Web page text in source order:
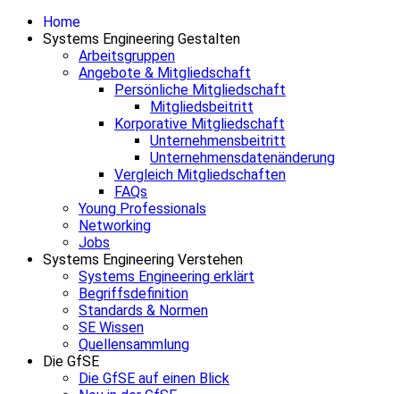
Home
Systems Engineering Gestalten
Arbeitsgruppen
Angebote & Mitgliedschaft
Persönliche Mitgliedschaft
Mitgliedsbeitritt
Korporative Mitgliedschaft
Unternehmensbeitritt
Unternehmensdatenänderung
Vergleich Mitgliedschaften
FAQs
Young Professionals
Networking
Jobs
Systems Engineering Verstehen
Systems Engineering erklärt
Begriffsdefinition
Standards & Normen
SE Wissen
Quellensammlung
Die GfSE
Die GfSE auf einen Blick